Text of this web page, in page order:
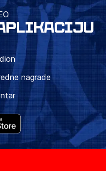
nagrade